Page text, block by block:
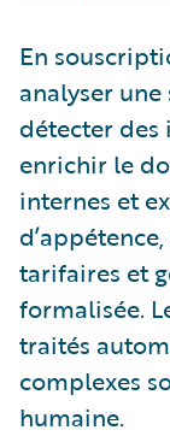
En
analyser
détecter
enrichir le
internes et
tarifaires et
formalisée.
traités
complexes
humaine.